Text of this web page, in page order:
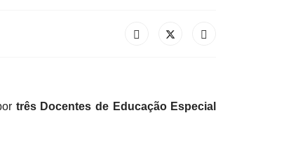
três Docentes de Educação Especial